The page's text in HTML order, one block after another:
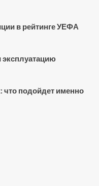
в рейтинге УЕФА
эксплуатацию
что подойдет именно